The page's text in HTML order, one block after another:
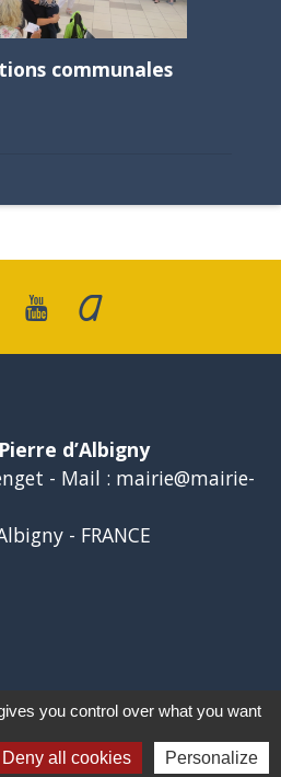
communales
d’Albigny
- Mail : mairie@mairie-
- FRANCE
you control over what you want
Deny all cookies Personalize